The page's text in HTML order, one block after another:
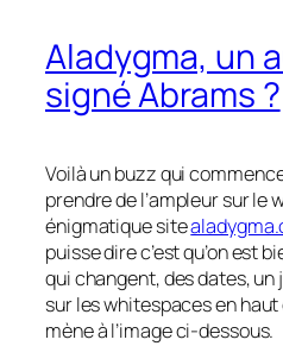
Aladygma, un
signé Abrams ?
Voilà unbuzzqui
prendre de l’ampleur sur le
énigmatique site
puisse dire c’est qu’on est
qui changent, des dates,
sur leswhitespacesen haut
mène à l’image ci-dessous.